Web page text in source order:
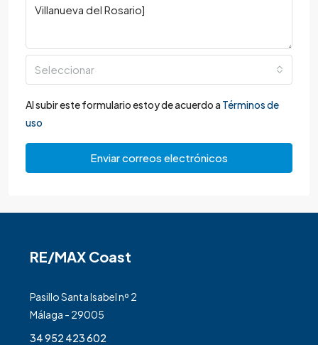
Seleccionar
Al subir este formulario estoy de acuerdo a Términos de
uso
Enviar correos electrónicos
RE/MAX Coast
Pasillo Santa Isabel nº 2
Málaga - 29005
34 952 423 602